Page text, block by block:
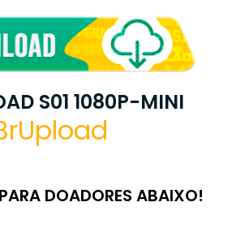
S01 1080P-MINI
DOADORES ABAIXO!